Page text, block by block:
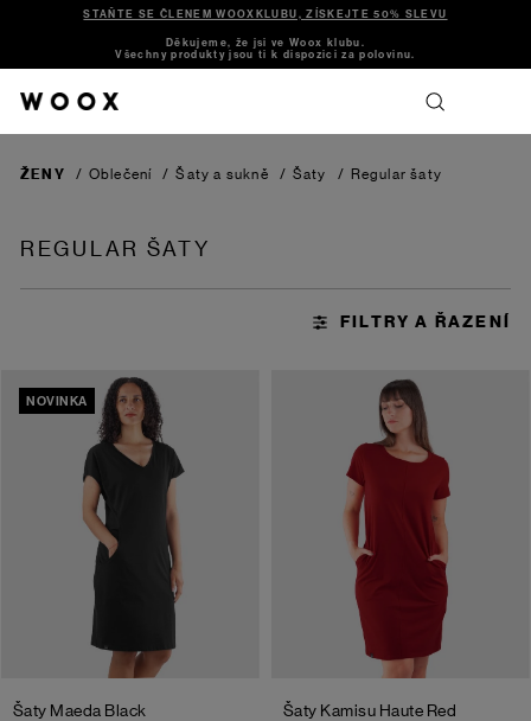
STAŇTE SE ČLENEM WOOXKLUBU, ZÍSKEJTE 50% SLEVU
Děkujeme, že jsi ve Woox klubu.
Všechny produkty jsou ti k dispozici za polovinu.
ŽENY / Oblečení / Šaty a sukně / Šaty / Regular šaty
REGULAR ŠATY
NOVINKA
Šaty Maeda Black Šaty Kamisu Haute Red